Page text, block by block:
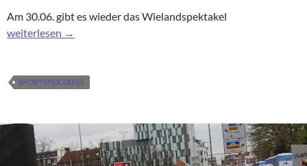
Am 30.06. gibt es wieder das Wielandspektakel
Sportspektakel 26
weiterlesen →
SPORTSPEKTAKEL